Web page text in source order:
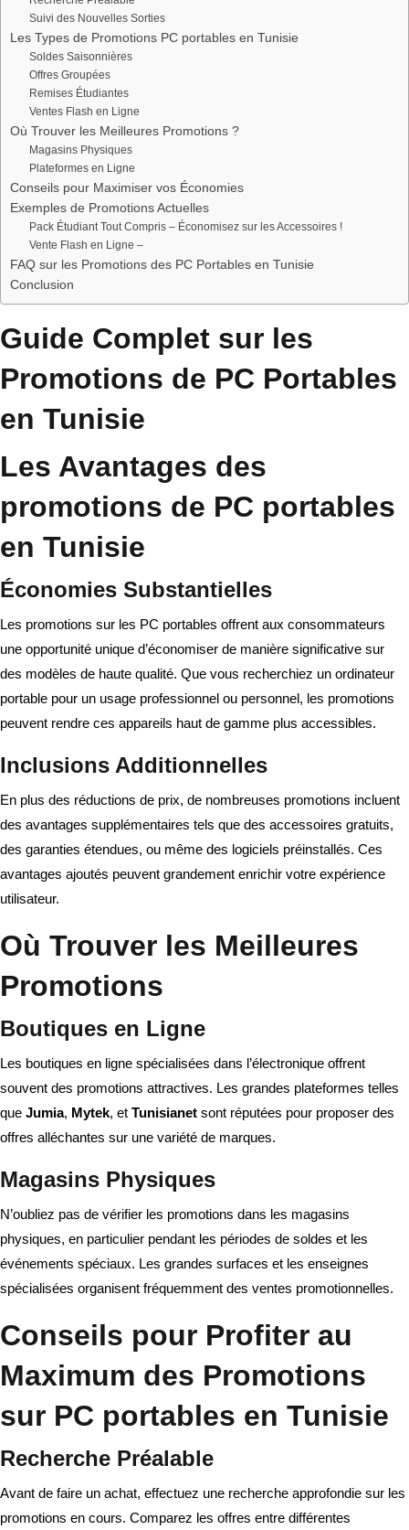
Suivi des Nouvelles Sorties
Les Types de Promotions PC portables en Tunisie
Soldes Saisonnières
Offres Groupées
Remises Étudiantes
Ventes Flash en Ligne
Où Trouver les Meilleures Promotions ?
Magasins Physiques
Plateformes en Ligne
Conseils pour Maximiser vos Économies
Exemples de Promotions Actuelles
Pack Étudiant Tout Compris – Économisez sur les Accessoires !
Vente Flash en Ligne –
FAQ sur les Promotions des PC Portables en Tunisie
Conclusion
Guide Complet sur les
Promotions de PC Portables
en Tunisie
Les Avantages des
promotions de PC portables
en Tunisie
Économies Substantielles
Les promotions sur les PC portables offrent aux consommateurs
une opportunité unique d’économiser de manière significative sur
des modèles de haute qualité. Que vous recherchiez un ordinateur
portable pour un usage professionnel ou personnel, les promotions
peuvent rendre ces appareils haut de gamme plus accessibles.
Inclusions Additionnelles
En plus des réductions de prix, de nombreuses promotions incluent
des avantages supplémentaires tels que des accessoires gratuits,
des garanties étendues, ou même des logiciels préinstallés. Ces
avantages ajoutés peuvent grandement enrichir votre expérience
utilisateur.
Où Trouver les Meilleures
Promotions
Boutiques en Ligne
Les boutiques en ligne spécialisées dans l’électronique offrent
souvent des promotions attractives. Les grandes plateformes telles
que Jumia, Mytek, et Tunisianet sont réputées pour proposer des
offres alléchantes sur une variété de marques.
Magasins Physiques
N’oubliez pas de vérifier les promotions dans les magasins
physiques, en particulier pendant les périodes de soldes et les
événements spéciaux. Les grandes surfaces et les enseignes
spécialisées organisent fréquemment des ventes promotionnelles.
Conseils pour Profiter au
Maximum des Promotions
sur PC portables en Tunisie
Recherche Préalable
Avant de faire un achat, effectuez une recherche approfondie sur les
promotions en cours. Comparez les offres entre différentes